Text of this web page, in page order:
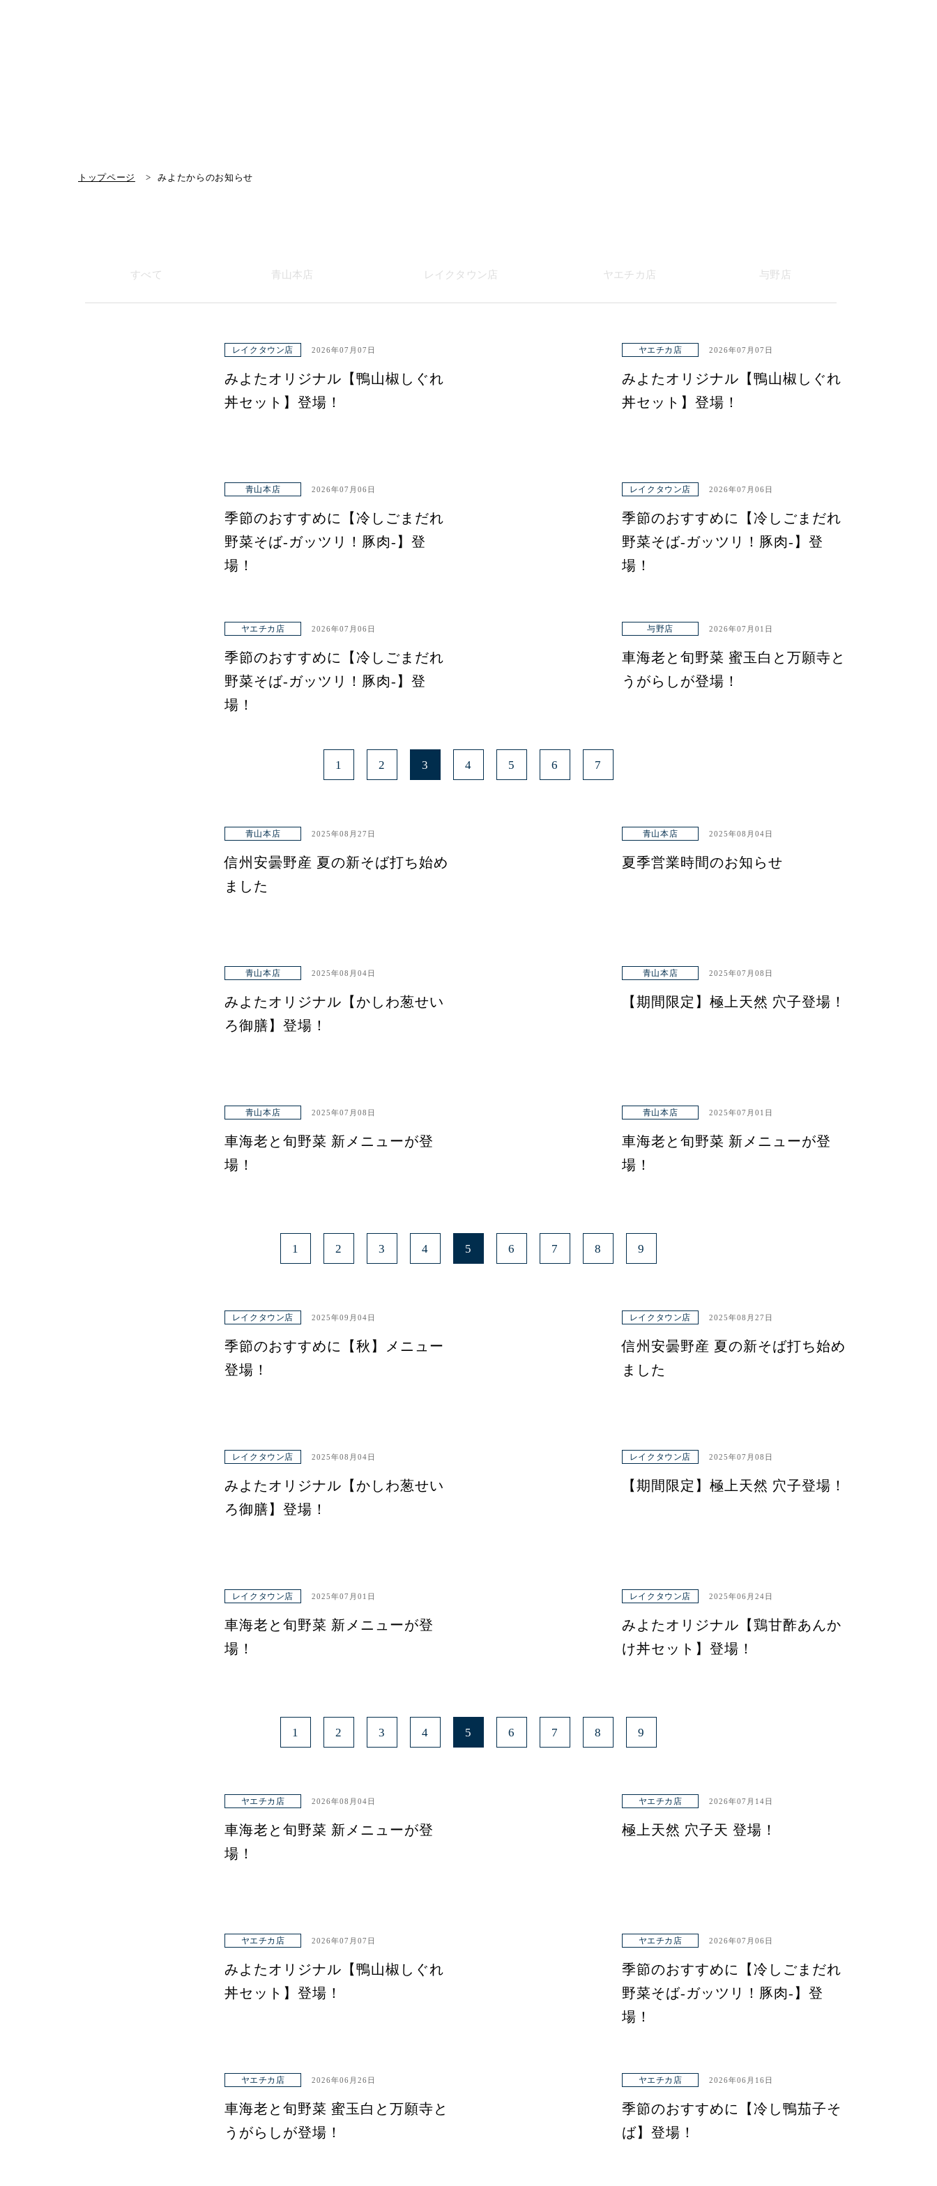
トップページ みよたからのお知らせ
すべて 青山本店 レイク タウン店 ヤエチカ店 与野店
レイクタウン店 2026年07月07日
みよたオリジナル【鴨山椒しぐれ
丼セット】登場！
ヤエチカ店 2026年07月07日
みよたオリジナル【鴨山椒しぐれ
丼セット】登場！
青山本店 2026年07月06日
季節のおすすめに【冷しごまだれ
野菜そば-ガッツリ！豚肉-】登
場！
レイクタウン店 2026年07月06日
季節のおすすめに【冷しごまだれ
野菜そば-ガッツリ！豚肉-】登
場！
ヤエチカ店 2026年07月06日
季節のおすすめに【冷しごまだれ
野菜そば-ガッツリ！豚肉-】登
場！
与野店 2026年07月01日
車海老と旬野菜 蜜玉白と万願寺と
うがらしが登場！
1 2 3 4 5 6 7
青山本店 2025年08月27日
信州安曇野産 夏の新そば打ち始め
ました
青山本店 2025年08月04日
夏季営業時間のお知らせ
青山本店 2025年08月04日
みよたオリジナル【かしわ葱せい
ろ御膳】登場！
青山本店 2025年07月08日
【期間限定】極上天然 穴子登場！
青山本店 2025年07月08日
車海老と旬野菜 新メニューが登
場！
青山本店 2025年07月01日
車海老と旬野菜 新メニューが登
場！
1 2 3 4 5 6 7 8 9
レイクタウン店 2025年09月04日
季節のおすすめに【秋】メニュー
登場！
レイクタウン店 2025年08月27日
信州安曇野産 夏の新そば打ち始め
ました
レイクタウン店 2025年08月04日
みよたオリジナル【かしわ葱せい
ろ御膳】登場！
レイクタウン店 2025年07月08日
【期間限定】極上天然 穴子登場！
レイクタウン店 2025年07月01日
車海老と旬野菜 新メニューが登
場！
レイクタウン店 2025年06月24日
みよたオリジナル【鶏甘酢あんか
け丼セット】登場！
1 2 3 4 5 6 7 8 9
ヤエチカ店 2026年08月04日
車海老と旬野菜 新メニューが登
場！
ヤエチカ店 2026年07月14日
極上天然 穴子天 登場！
ヤエチカ店 2026年07月07日
みよたオリジナル【鴨山椒しぐれ
丼セット】登場！
ヤエチカ店 2026年07月06日
季節のおすすめに【冷しごまだれ
野菜そば-ガッツリ！豚肉-】登
場！
ヤエチカ店 2026年06月26日
車海老と旬野菜 蜜玉白と万願寺と
うがらしが登場！
ヤエチカ店 2026年06月16日
季節のおすすめに【冷し鴨茄子そ
ば】登場！